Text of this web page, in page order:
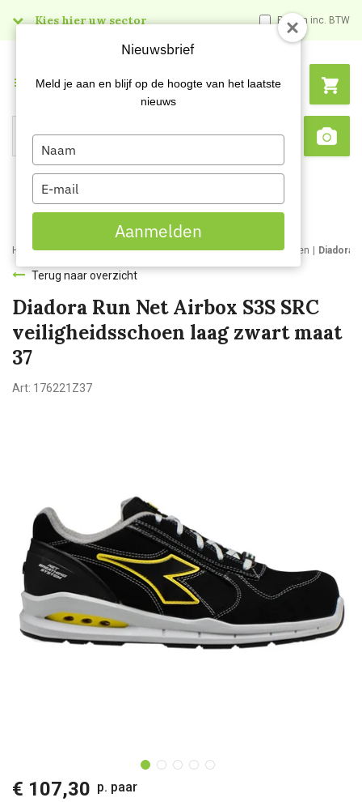
Kies hier uw sector Prijzen inc. BTW
Search
Menu
Home Webshop Werk- en veiligheidsschoenen Werkschoenen Diadora
Terug naar overzicht
Diadora Run Net Airbox S3S SRC
veiligheidsschoen laag zwart maat
37
Art: 176221Z37
€ 107,30 p. paar
Nieuwsbrief
Meld je aan en blijf op de hoogte van het laatste
nieuws
Type
your
name
Type
your
email
Aanmelden